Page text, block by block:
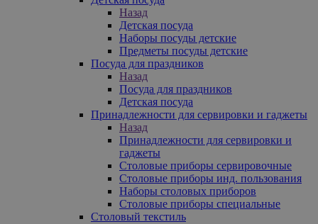
Назад
Детская посуда
Наборы посуды детские
Предметы посуды детские
Посуда для праздников
Назад
Посуда для праздников
Детская посуда
Принадлежности для сервировки и гаджеты
Назад
Принадлежности для сервировки и
гаджеты
Столовые приборы сервировочные
Столовые приборы инд. пользования
Наборы столовых приборов
Столовые приборы специальные
Столовый текстиль